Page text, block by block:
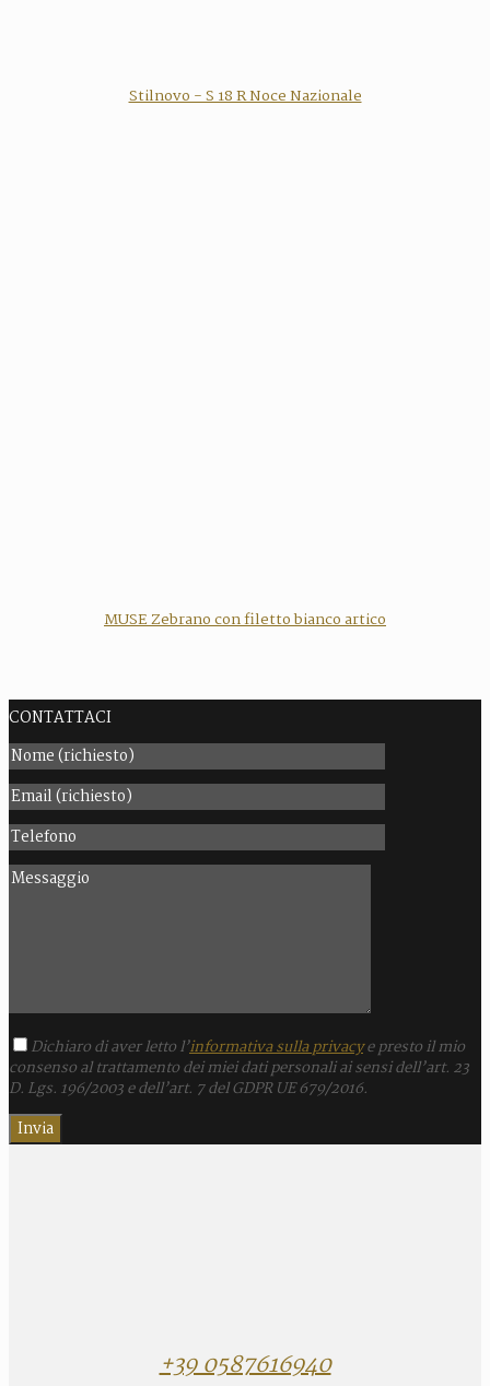
Stilnovo - S 18 R Noce Nazionale
MUSE Zebrano con filetto bianco artico
CONTATTACI
Dichiaro di aver letto l’informativa sulla privacye presto il mio
consenso al trattamento dei miei dati personali ai sensi dell’art. 23
D. Lgs. 196/2003 e dell’art. 7 del GDPR UE 679/2016.
+39 0587616940